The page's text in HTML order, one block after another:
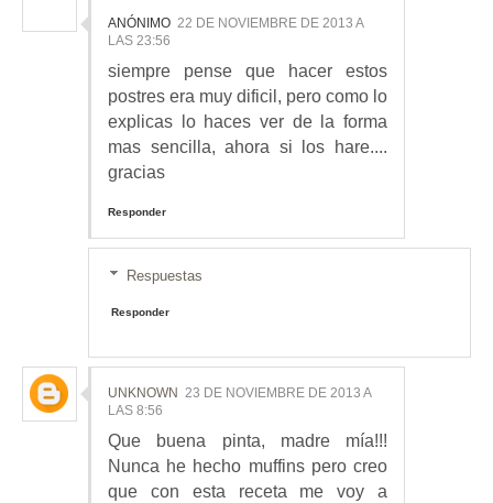
ANÓNIMO 22 DE NOVIEMBRE DE 2013 A
LAS 23:56
siempre pense que hacer estos
postres era muy dificil, pero como lo
explicas lo haces ver de la forma
mas sencilla, ahora si los hare....
gracias
Responder
Respuestas
Responder
UNKNOWN 23 DE NOVIEMBRE DE 2013 A
LAS 8:56
Que buena pinta, madre mía!!!
Nunca he hecho muffins pero creo
que con esta receta me voy a